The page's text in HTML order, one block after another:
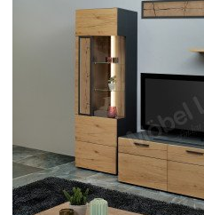
Möbel-
Konfigurator
Finanzierung
Markenwelt
Letz-